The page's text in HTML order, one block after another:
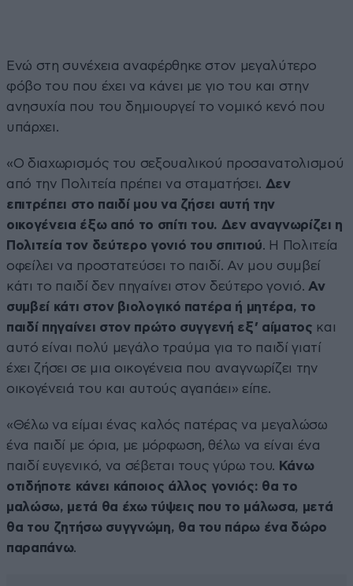
Ενώ στη συνέχεια αναφέρθηκε στον μεγαλύτερο
φόβο του που έχει να κάνει με γιο του και στην
ανησυχία που του δημιουργεί το νομικό κενό που
υπάρχει.
«Ο διαχωρισμός του σεξουαλικού προσανατολισμού
από την Πολιτεία πρέπει να σταματήσει. Δεν
επιτρέπει στο παιδί μου να ζήσει αυτή την
οικογένεια έξω από το σπίτι του. Δεν αναγνωρίζει η
Πολιτεία τον δεύτερο γονιό του σπιτιού. Η Πολιτεία
οφείλει να προστατεύσει το παιδί. Αν μου συμβεί
κάτι το παιδί δεν πηγαίνει στον δεύτερο γονιό. Αν
συμβεί κάτι στον βιολογικό πατέρα ή μητέρα, το
παιδί πηγαίνει στον πρώτο συγγενή εξ’ αίματος και
αυτό είναι πολύ μεγάλο τραύμα για το παιδί γιατί
έχει ζήσει σε μια οικογένεια που αναγνωρίζει την
οικογένειά του και αυτούς αγαπάει» είπε.
«Θέλω να είμαι ένας καλός πατέρας να μεγαλώσω
ένα παιδί με όρια, με μόρφωση, θέλω να είναι ένα
παιδί ευγενικό, να σέβεται τους γύρω του. Κάνω
οτιδήποτε κάνει κάποιος άλλος γονιός: θα το
μαλώσω, μετά θα έχω τύψεις που το μάλωσα, μετά
θα του ζητήσω συγγνώμη, θα του πάρω ένα δώρο
παραπάνω.